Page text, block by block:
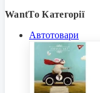
WantTo Категорії
Автотовари